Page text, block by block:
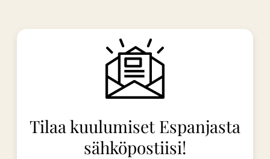
Tilaa kuulumiset Espanjasta
sähköpostiisi!